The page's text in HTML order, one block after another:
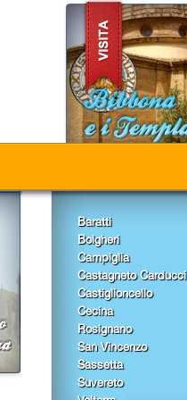
Baratti
Bolgheri
Campiglia
Castagneto Carducci
Castiglioncello
Cecina
Rosignano
San Vincenzo
Sassetta
Suvereto